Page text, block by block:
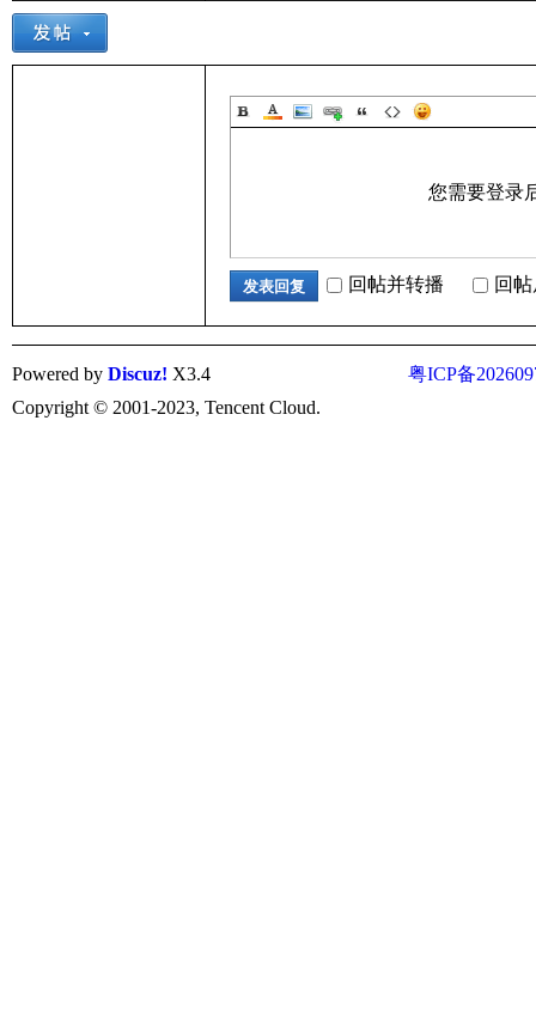
您需要登录
发表回复 回帖并转播 回
粤ICP备
Powered by Discuz! X3.4
Copyright © 2001-2023, Tencent Cloud.